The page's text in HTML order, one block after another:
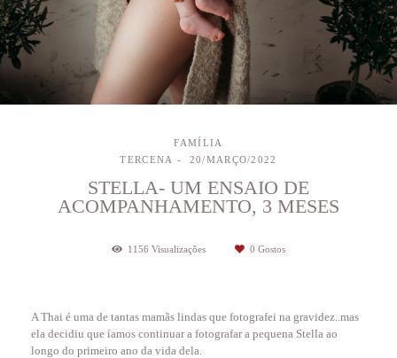
FAMÍLIA
TERCENA
20/MARÇO/2022
STELLA- UM ENSAIO DE
ACOMPANHAMENTO, 3 MESES
1156 Visualizações 0 Gostos
A Thai é uma de tantas mamãs lindas que fotografei na gravidez..mas
ela decidiu que íamos continuar a fotografar a pequena Stella ao
longo do primeiro ano da vida dela.